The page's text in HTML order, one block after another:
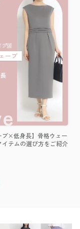
ブ×低身長】骨格ウェー
イテムの選び方をご紹介